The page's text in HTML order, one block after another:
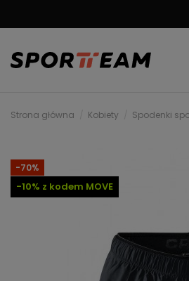
Strona główna Kobiety Spodenki
-70%
-10% z kodem MOVE